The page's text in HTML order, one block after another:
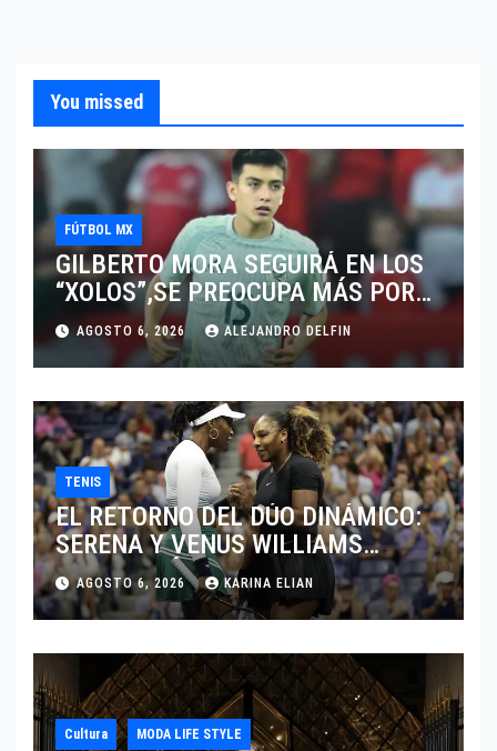
You missed
FÚTBOL MX
GILBERTO MORA SEGUIRÁ EN LOS
“XOLOS”,SE PREOCUPA MÁS POR
JUGAR EN SU EQUIPO.
AGOSTO 6, 2026 ALEJANDRO DELFIN
TENIS
EL RETORNO DEL DÚO DINÁMICO:
SERENA Y VENUS WILLIAMS
DISPUTARÁN LOS DOBLES EN
CINCINNATI 2026
AGOSTO 6, 2026 KARINA ELIAN
Cultura MODA LIFE STYLE